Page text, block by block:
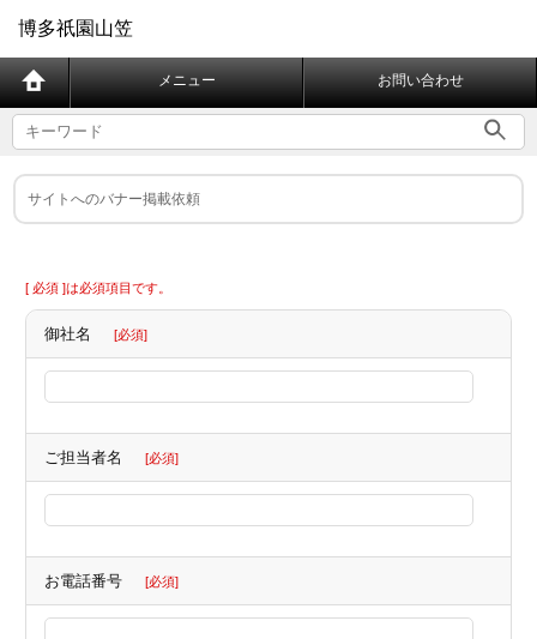
博多祇園山笠
メニュー お問い合わせ
サイトへのバナー掲載依頼
[ 必須 ]は必須項目です。
御社名 [必須]
ご担当者名 [必須]
お電話番号 [必須]